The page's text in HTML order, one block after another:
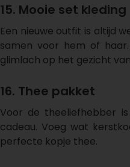
15. Mooie set kleding
Een nieuwe outfit is altijd
samen voor hem of
glimlach op het gezicht
16. Thee pakket
Voor de theeliefhebber
cadeau. Voeg wat
perfecte kopje thee.